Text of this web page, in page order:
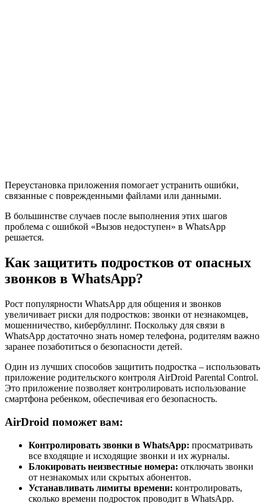
Переустановка приложения помогает устранить ошибки,
связанные с поврежденными файлами или данными.
В большинстве случаев после выполнения этих шагов
проблема с ошибкой «Вызов недоступен» в WhatsApp
решается.
Как защитить подростков от опасных
звонков в WhatsApp?
Рост популярности WhatsApp для общения и звонков
увеличивает риски для подростков: звонки от незнакомцев,
мошенничество, кибербуллинг. Поскольку для связи в
WhatsApp достаточно знать номер телефона, родителям важно
заранее позаботиться о безопасности детей.
Один из лучших способов защитить подростка – использовать
приложение родительского контроля AirDroid Parental Control.
Это приложение позволяет контролировать использование
смартфона ребенком, обеспечивая его безопасность.
AirDroid поможет вам:
Контролировать звонки в WhatsApp: просматривать
все входящие и исходящие звонки и их журналы.
Блокировать неизвестные номера: отключать звонки
от незнакомых или скрытых абонентов.
Устанавливать лимиты времени: контролировать,
сколько времени подросток проводит в WhatsApp.